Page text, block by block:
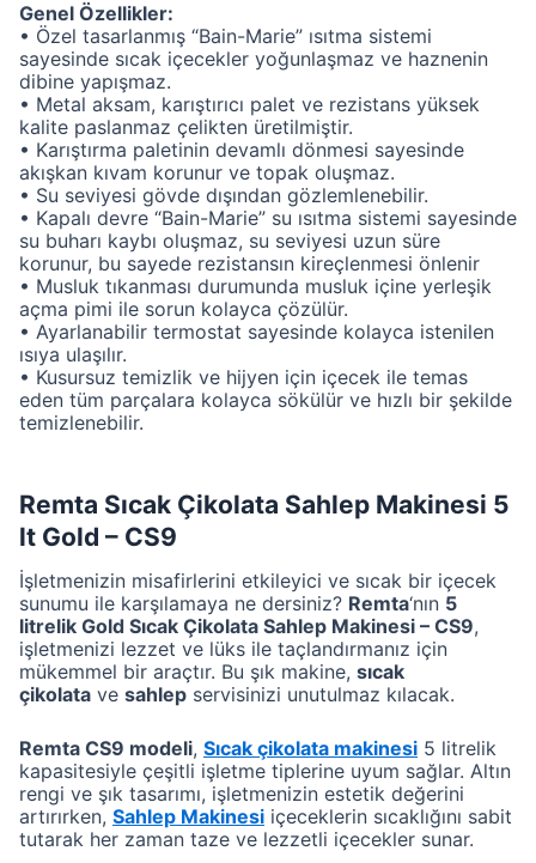
Genel Özellikler:
• Özel tasarlanmış “Bain-Marie” ısıtma sistemi
sayesinde sıcak içecekler yoğunlaşmaz ve haznenin
dibine yapışmaz.
• Metal aksam, karıştırıcı palet ve rezistans yüksek
kalite paslanmaz çelikten üretilmiştir.
• Karıştırma paletinin devamlı dönmesi sayesinde
akışkan kıvam korunur ve topak oluşmaz.
• Su seviyesi gövde dışından gözlemlenebilir.
• Kapalı devre “Bain-Marie” su ısıtma sistemi sayesinde
su buharı kaybı oluşmaz, su seviyesi uzun süre
korunur, bu sayede rezistansın kireçlenmesi önlenir
• Musluk tıkanması durumunda musluk içine yerleşik
açma pimi ile sorun kolayca çözülür.
• Ayarlanabilir termostat sayesinde kolayca istenilen
ısıya ulaşılır.
• Kusursuz temizlik ve hijyen için içecek ile temas
eden tüm parçalara kolayca sökülür ve hızlı bir şekilde
temizlenebilir.
Remta Sıcak Çikolata Sahlep Makinesi 5
lt Gold – CS9
İşletmenizin misafirlerini etkileyici ve sıcak bir içecek
sunumu ile karşılamaya ne dersiniz? Remta‘nın 5
litrelik Gold Sıcak Çikolata Sahlep Makinesi – CS9,
işletmenizi lezzet ve lüks ile taçlandırmanız için
mükemmel bir araçtır. Bu şık makine, sıcak
çikolata ve sahlep servisinizi unutulmaz kılacak.
Remta CS9 modeli, Sıcak çikolata makinesi 5 litrelik
kapasitesiyle çeşitli işletme tiplerine uyum sağlar. Altın
rengi ve şık tasarımı, işletmenizin estetik değerini
artırırken, Sahlep Makinesi içeceklerin sıcaklığını sabit
tutarak her zaman taze ve lezzetli içecekler sunar.